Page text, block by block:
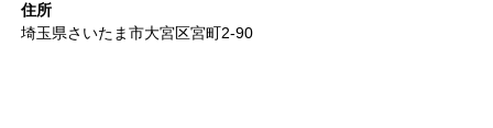
住所
埼玉県さいたま市大宮区宮町2-90